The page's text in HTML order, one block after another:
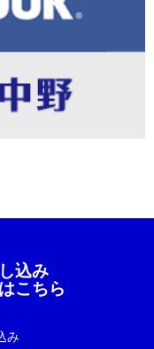
込み
こちら
み